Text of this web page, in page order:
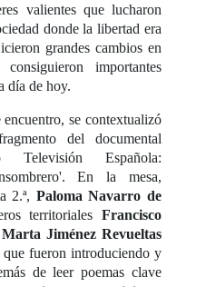
valientes que lucharon
donde la libertad era
grandes cambios en
importantes
día de hoy.
se contextualizó
del documental
Española:
En la mesa,
2.ª, Paloma Navarro de
territoriales Francisco
Marta Jiménez Revueltas
que fueron introduciendo y
de leer poemas clave